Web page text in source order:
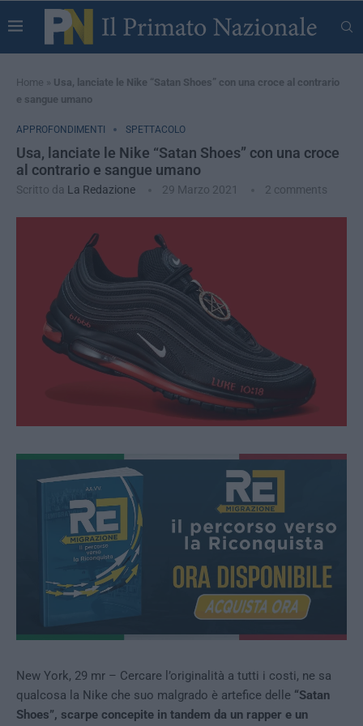
Home » Usa, lanciate le Nike “Satan Shoes” con una croce al contrario
e sangue umano
APPROFONDIMENTI SPETTACOLO
Usa, lanciate le Nike “Satan Shoes” con una croce
al contrario e sangue umano
Scritto da La Redazione 29 Marzo 2021 2 comments
New York, 29 mr – Cercare l’originalità a tutti i costi, ne sa
qualcosa la Nike che suo malgrado è artefice delle “Satan
Shoes”, scarpe concepite in tandem da un rapper e un